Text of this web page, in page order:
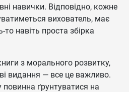
навички. Відповідно, кожне
вихователь, має
навіть проста збірка
з морального розвитку,
видання — все це важливо.
повинна ґрунтуватися на